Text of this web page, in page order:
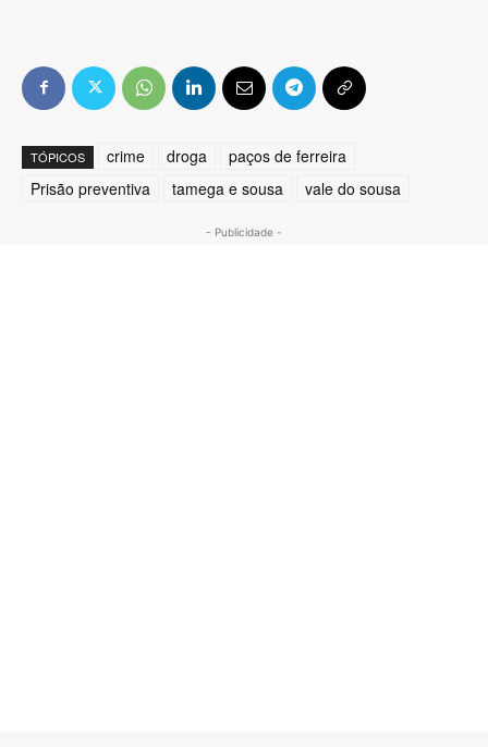
TÓPICOS crime droga
paços de ferreira
Prisão preventiva
tamega e sousa vale do sousa
- Publicidade -